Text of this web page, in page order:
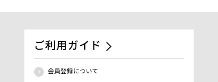
ご利用ガイド
会員登録について